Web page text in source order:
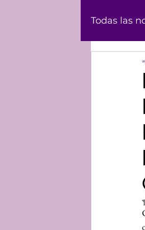
Todas las
Podcast